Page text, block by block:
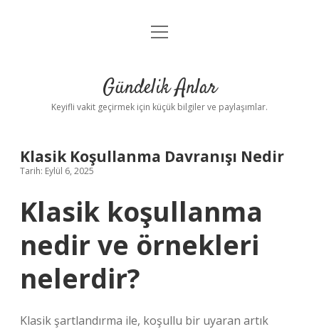
Anasayfa
Yasal Uyarı
menüyü
Gündelik Anlar
Keyifli vakit geçirmek için küçük bilgiler ve paylaşımlar.
Klasik Koşullanma Davranışı Nedir
Tarih: Eylül 6, 2025
Klasik koşullanma
nedir ve örnekleri
nelerdir?
Klasik şartlandırma ile, koşullu bir uyaran artık